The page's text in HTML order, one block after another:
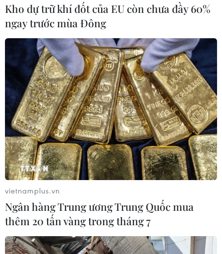
Hai bên cần dành ưu tiên cao cho hợp tác cơ sở
hạ tầng giữa hai nước, nhất là hợp tác đường sắt,
Phòng, chuyển giao công nghệ...
(TTXVN/Vietnam+)
Kho dự trữ khí đốt của EU còn chưa đầy 60%
ngay trước mùa Đông
vietnamplus.vn
Ngân hàng Trung ương Trung Quốc mua
thêm 20 tấn vàng trong tháng 7